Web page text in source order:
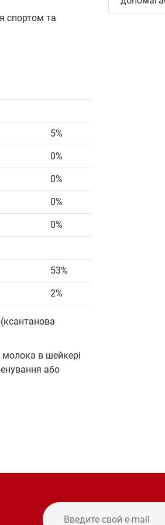
спортом та
5%
0%
0%
0%
0%
53%
2%
в шейкері
або